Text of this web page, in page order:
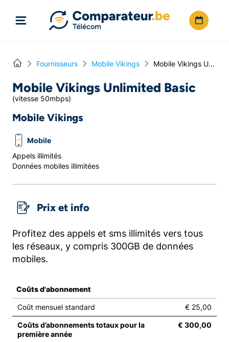
Home Fournisseurs Mobile Vikings Mobile Vikings Unlimited Basic
Mobile Vikings Unlimited Basic
(vitesse 50mbps)
Mobile Vikings
Mobile
Appels illimités
Données mobiles illimitées
Prix et info
Profitez des appels et sms illimités vers tous
les réseaux, y compris 300GB de données
mobiles.
Coûts d'abonnement
Coût mensuel standard € 25,00
Coûts d’abonnements totaux pour la
première année
€ 300,00